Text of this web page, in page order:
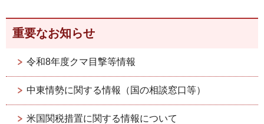
重要なお知らせ
令和8年度クマ目撃等情報
中東情勢に関する情報（国の相談窓口等）
米国関税措置に関する情報について